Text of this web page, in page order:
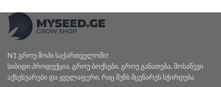
N1 გროუ შოპი საქართველოში!
სიბიდი პროდუქცია, გროუ ბოქსები, გროუ განათება, მოსაწევი
აქსესუარები და ყველაფერი, რაც შენს მცენარეს სჭირდება